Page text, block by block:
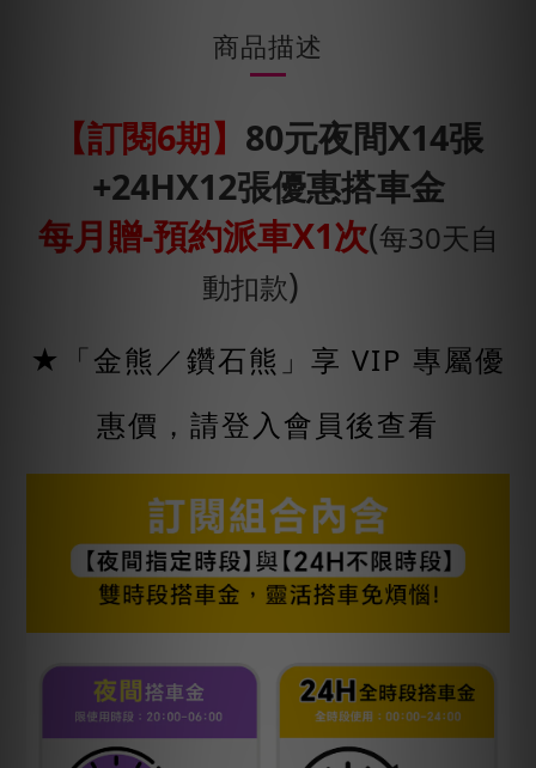
商品描述
【訂閱6期】 80元夜間X14張
+24HX12張優惠搭車金
每月贈-預約派車X1次(每30天自
動扣款)
★「金熊／鑽石熊」享 VIP 專屬優
惠價，請登入會員後查看